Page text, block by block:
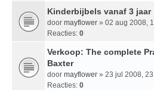
Kinderbijbels vanaf 3 jaar
door mayflower » 02 aug 2008,
Reacties: 0
Verkoop: The complete
Baxter
door mayflower » 23 jul 2008,
Reacties: 0